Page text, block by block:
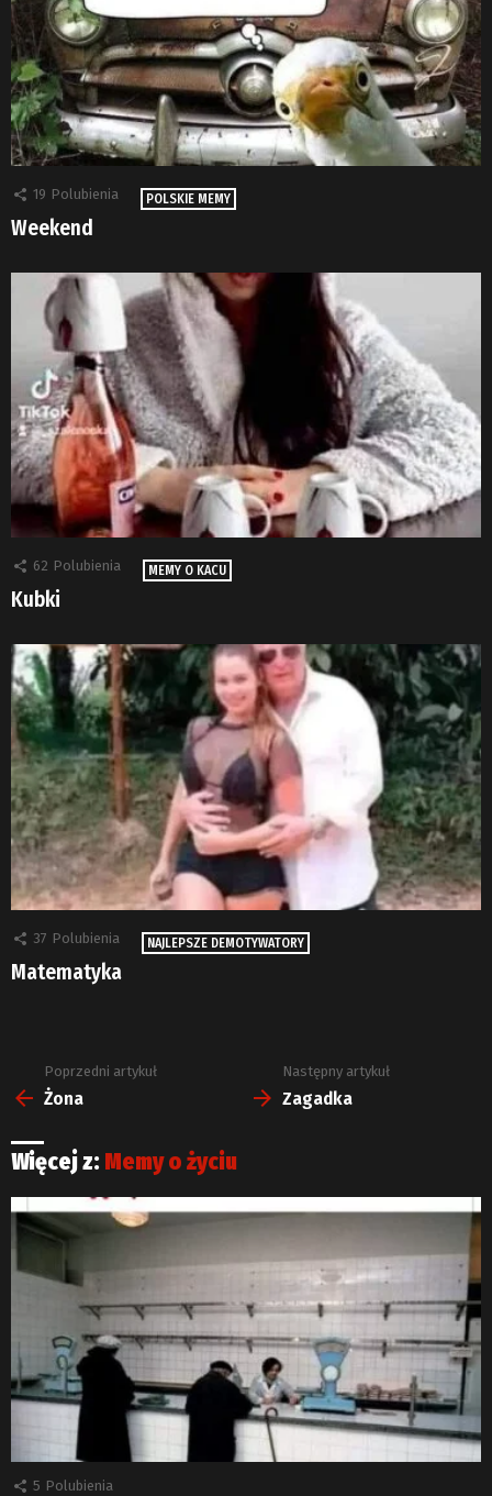
19 Polubienia POLSKIE MEMY
Weekend
62 Polubienia MEMY O KACU
Kubki
37 Polubienia NAJLEPSZE DEMOTYWATORY
Matematyka
Zobacz
więcej
Poprzedni artykuł
Żona
Następny artykuł
Zagadka
Więcej z: Memy o życiu
5 Polubienia